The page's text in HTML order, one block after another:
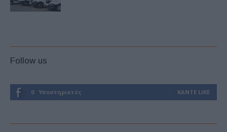
Follow us
0 Υποστηρικτές ΚΆΝΤΕ LIKE